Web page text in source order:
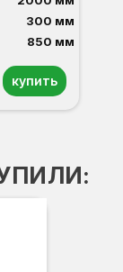
300 мм
850 мм
купить